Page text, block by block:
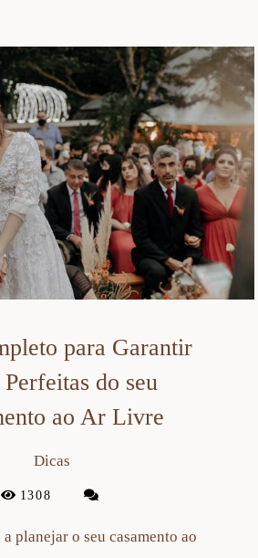
para Garantir
do seu
ao Ar Livre
Dicas
1308
planejar o seu casamento ao